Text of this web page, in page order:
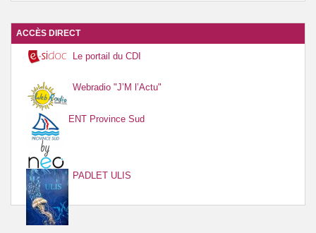
ACCÈS DIRECT
Le portail du CDI
Webradio "J’M l’Actu"
ENT Province Sud
PADLET ULIS